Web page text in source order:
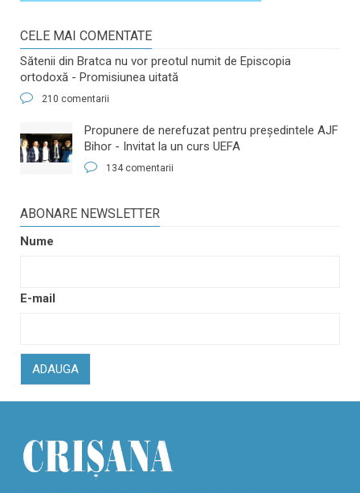
CELE MAI COMENTATE
Sătenii din Bratca nu vor preotul numit de Episcopia
ortodoxă - Promisiunea uitată
210 comentarii
​Propunere de nerefuzat pentru preşedintele AJF
Bihor - Invitat la un curs UEFA
134 comentarii
ABONARE NEWSLETTER
Nume
E-mail
ADAUGA